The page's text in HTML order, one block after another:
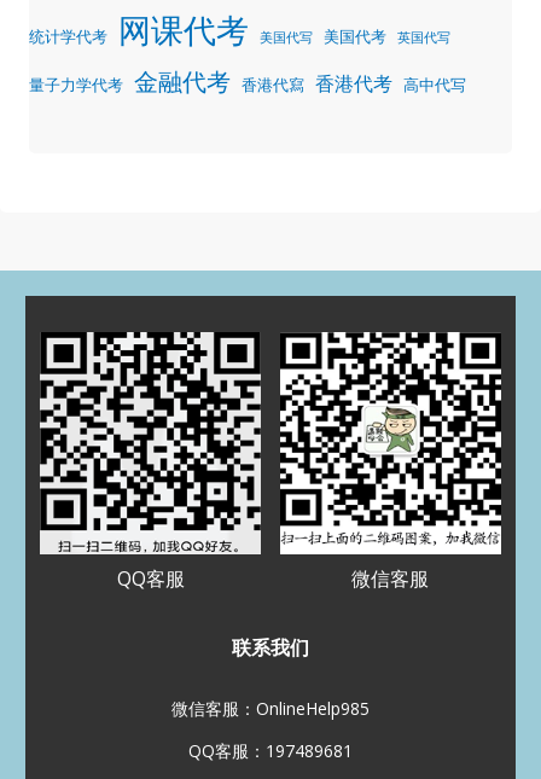
统计学代考 网课代考 美国代写 美国代考 英国代写
量子力学代考 金融代考 香港代寫 香港代考 高中代写
2025 年 3 月
2024 年 5 月
2024 年 4 月
2023 年 12 月
2023 年 9 月
2023 年 8 月
2023 年 5 月
2023 年 4 月
2022 年 11 月
2022 年 8 月
2022 年 7 月
2022 年 5 月
2022 年 3 月
2022 年 1 月
2021 年 12 月
2021 年 11 月
2021 年 10 月
2021 年 9 月
QQ客服 微信客服
联系我们
微信客服：OnlineHelp985
QQ客服：197489681